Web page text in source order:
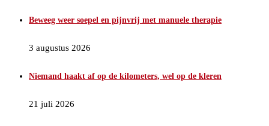
Beweeg weer soepel en pijnvrij met manuele therapie
3 augustus 2026
Niemand haakt af op de kilometers, wel op de kleren
21 juli 2026